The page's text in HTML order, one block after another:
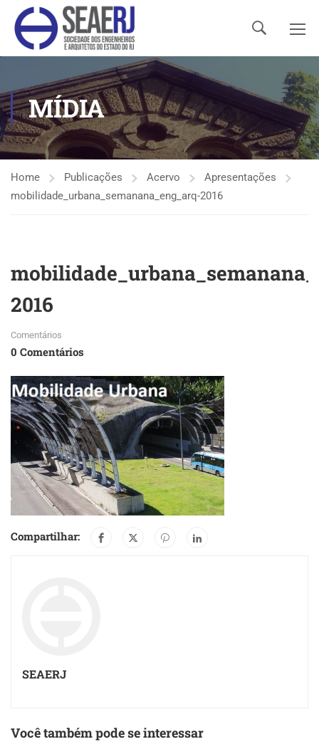
MÍDIA
Home Publicações Acervo
Apresentações
mobilidade_urbana_semanana_eng_arq-2016
2016
Comentários
0 Comentários
Compartilhar:
SEAERJ
Você também pode se interessar